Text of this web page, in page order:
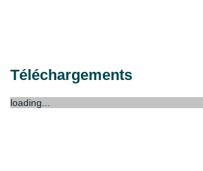
Téléchargements
loading...